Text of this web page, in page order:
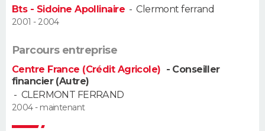
CARTE DE VOEUX
Dictionnaire
Biographies
Citations
Expressions
Proverbes
COPAINS D'AVANT
S'inscrire
Se connecter
Lycées
Collèges
Primaires
Universités
Entreprises
Service militaire
Avis de recherche
Bts - Sidoine Apollinaire -Clermont ferrand
2001 - 2004
Parcours entreprise
Centre France (Crédit Agricole) - Conseiller
financier (Autre)
- CLERMONT FERRAND
2004 - maintenant